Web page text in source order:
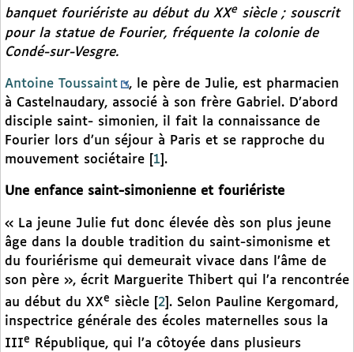
banquet fouriériste au début du XXe siècle ; souscrit
pour la statue de Fourier, fréquente la colonie de
Condé-sur-Vesgre.
Antoine Toussaint
, le père de Julie, est pharmacien
à Castelnaudary, associé à son frère Gabriel. D’abord
disciple saint- simonien, il fait la connaissance de
Fourier lors d’un séjour à Paris et se rapproche du
mouvement sociétaire
1 .
Une enfance saint-simonienne et fouriériste
« La jeune Julie fut donc élevée dès son plus jeune
âge dans la double tradition du saint-simonisme et
du fouriérisme qui demeurait vivace dans l’âme de
son père », écrit Marguerite Thibert qui l’a rencontrée
au début du XXe siècle 2 . Selon Pauline Kergomard,
inspectrice générale des écoles maternelles sous la
IIIe République, qui l’a côtoyée dans plusieurs